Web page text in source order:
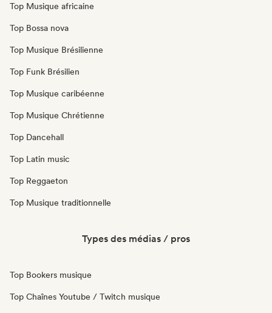
Top Musique africaine
Top Bossa nova
Top Musique Brésilienne
Top Funk Brésilien
Top Musique caribéenne
Top Musique Chrétienne
Top Dancehall
Top Latin music
Top Reggaeton
Top Musique traditionnelle
Types des médias / pros
Top Bookers musique
Top Chaînes Youtube / Twitch musique